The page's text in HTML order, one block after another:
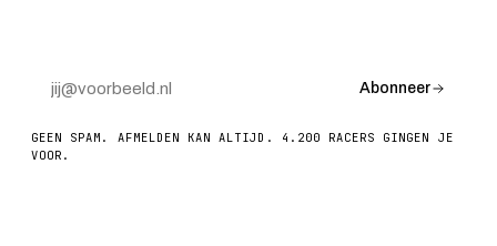
Abonneer
GEEN SPAM. AFMELDEN KAN ALTIJD. 4.200 RACERS GINGEN JE
VOOR.